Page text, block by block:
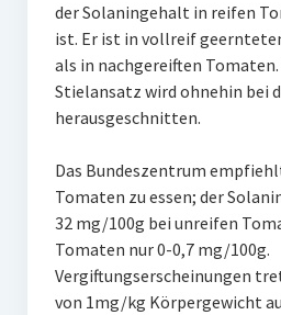
der Solaningehalt in reifen
ist. Er ist in vollreif
als in nachgereiften Tomaten.
Stielansatz wird ohnehin bei
herausgeschnitten.
Das Bundeszentrum
Tomaten zu essen; der
32 mg/100g bei unreifen
Tomaten nur 0-0,7 mg/100g.
Vergiftungserscheinungen
von 1mg/kg Körpergewicht